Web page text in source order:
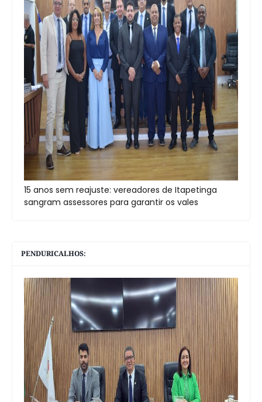
15 anos sem reajuste: vereadores de Itapetinga
sangram assessores para garantir os vales
PENDURICALHOS: